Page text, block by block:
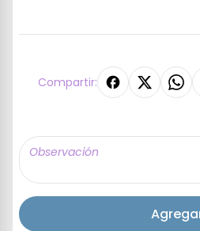
Compartir: